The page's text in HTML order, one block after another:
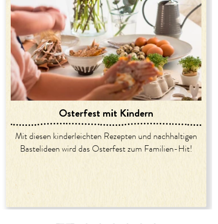
Osterfest mit Kindern
Mit diesen kinderleichten Rezepten und nachhaltigen
Bastelideen wird das Osterfest zum Familien-Hit!